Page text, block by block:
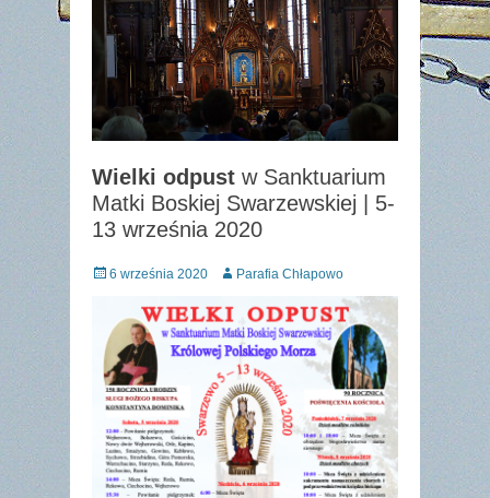
Wielki odpust w Sanktuarium
Matki Boskiej Swarzewskiej | 5-
13 września 2020
Posted
6 września 2020 Author
Parafia Chłapowo